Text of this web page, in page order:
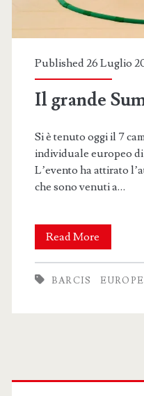
Published 26 Luglio
Il grande
Si è tenuto oggi il 7
individuale europeo di
L’evento ha attirato
che sono venuti a…
Read More
grande
Sumo
BARCIS
Primary